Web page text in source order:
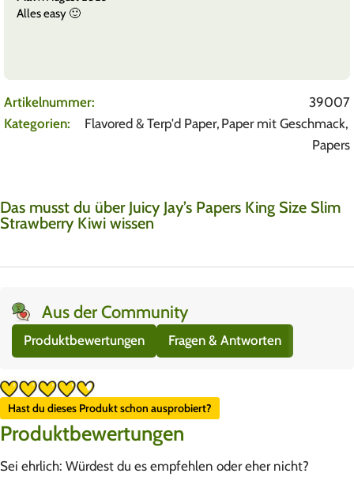
Alles easy 🙂
Artikelnummer:
39007
Kategorien:
Flavored & Terp'd Paper, Paper mit Geschmack,
Papers
Das musst du über Juicy Jay’s Papers King Size Slim
Strawberry Kiwi wissen
Aus der Community
Produktbewertungen Fragen & Antworten
Hast du dieses Produkt schon ausprobiert?
Produktbewertungen
Sei ehrlich: Würdest du es empfehlen oder eher nicht?